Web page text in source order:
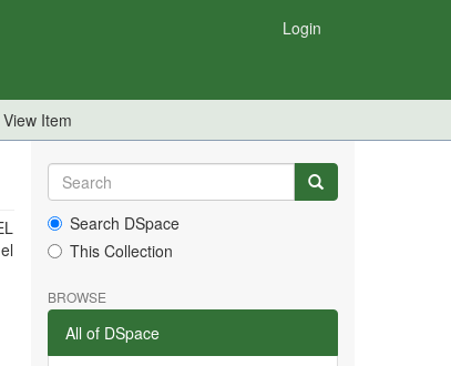
Login
View Item
Search DSpace
This Collection
BROWSE
All of DSpace